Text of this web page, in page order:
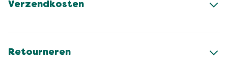
Verzendkosten
Retourneren